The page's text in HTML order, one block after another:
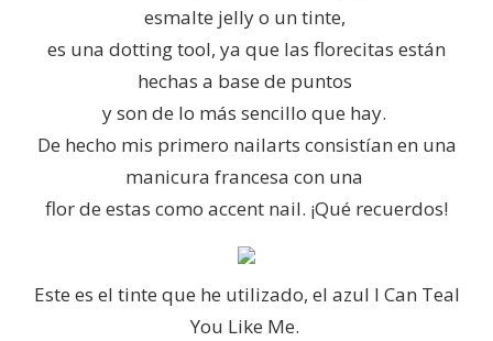
esmalte jelly o un tinte,
es una dotting tool, ya que las florecitas están
hechas a base de puntos
y son de lo más sencillo que hay.
De hecho mis primero nailarts consistían en una
manicura francesa con una
flor de estas como accent nail. ¡Qué recuerdos!
Este es el tinte que he utilizado, el azul I Can Teal
You Like Me.